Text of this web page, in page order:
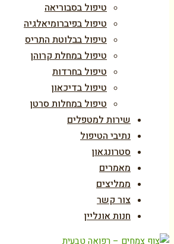
טיפול בסבוריאה
טיפול בפיברומיאלגיה
טיפול בבלוטת התריס
טיפול במחלת קרוהן
טיפול בחרדות
טיפול בדיכאון
טיפול במחלות סרטן
שירות למטפלים
נתיבי הטיפול
סטרונגאון
מאמרים
ממליצים
צור קשר
חנות אונליין